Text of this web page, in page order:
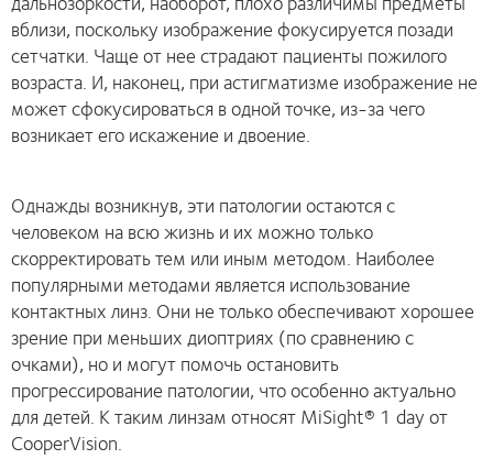
вблизи, поскольку изображение фокусируется позади
сетчатки. Чаще от нее страдают пациенты пожилого
возраста. И, наконец, при астигматизме изображение не
может сфокусироваться в одной точке, из-за чего
возникает его искажение и двоение.
Однажды возникнув, эти патологии остаются с
человеком на всю жизнь и их можно только
скорректировать тем или иным методом. Наиболее
популярными методами является использование
контактных линз. Они не только обеспечивают хорошее
зрение при меньших диоптриях (по сравнению с
очками), но и могут помочь остановить
прогрессирование патологии, что особенно актуально
для детей. К таким линзам относят MiSight® 1 day от
CooperVision.